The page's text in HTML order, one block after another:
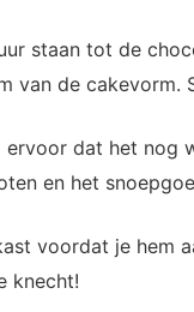
staan tot de
van de cakevorm.
dat het nog
en het
voordat je hem
knecht!